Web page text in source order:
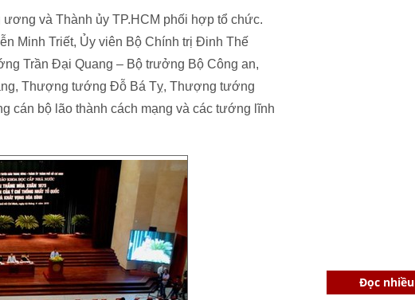
và Thành ủy TP.HCM phối hợp tổ chức.
Minh Triết, Ủy viên Bộ Chính trị Đinh Thế
Trần Đại Quang – Bộ trưởng Bộ Công an,
Thượng tướng Đỗ Bá Tỵ, Thượng tướng
cán bộ lão thành cách mạng và các tướng lĩnh
Đọc nhiều